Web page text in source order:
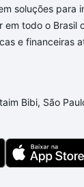
soluções para
em todo o Brasil
e financeiras
Bibi, São